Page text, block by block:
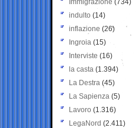
Immigrazione (734)
indulto (14)
inflazione (26)
Ingroia (15)
Interviste (16)
la casta (1.394)
La Destra (45)
La Sapienza (5)
Lavoro (1.316)
LegaNord (2.411)